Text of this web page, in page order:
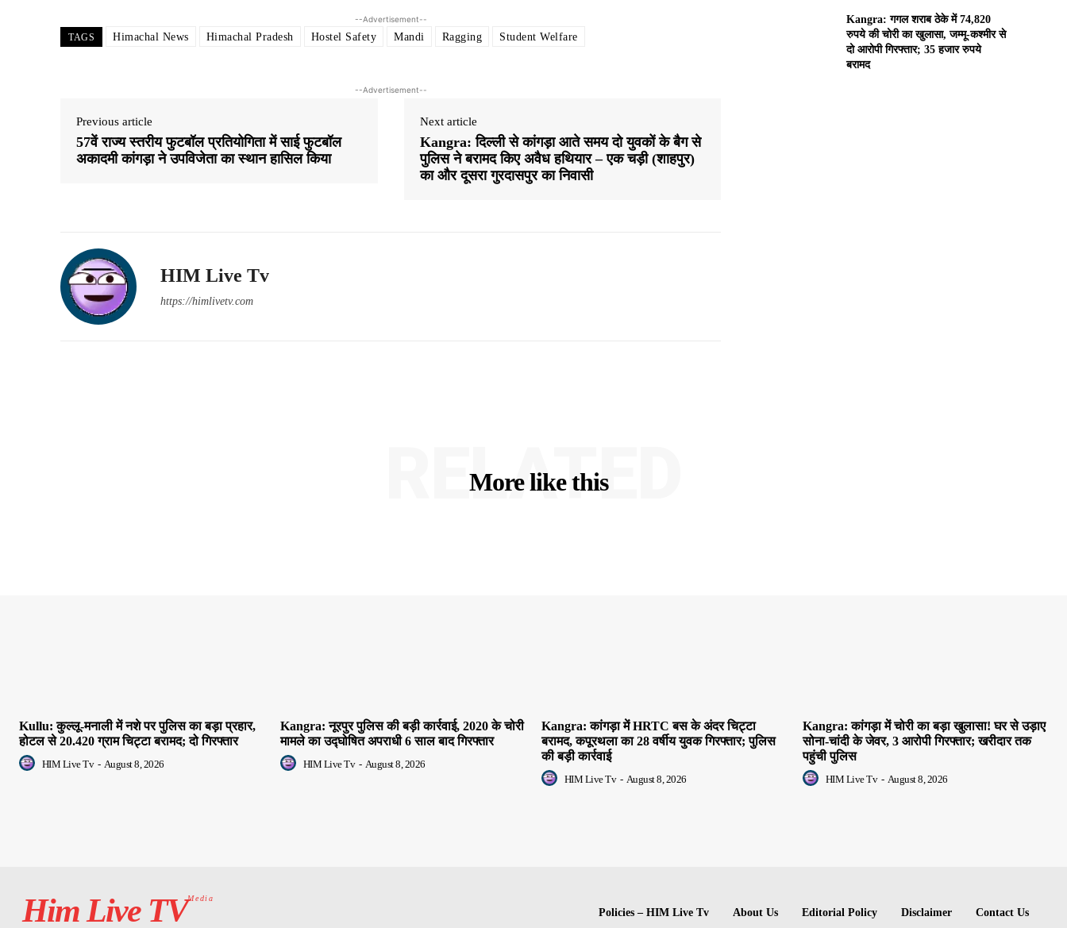
--Advertisement--
TAGS Himachal News Himachal Pradesh Hostel Safety Mandi Ragging Student Welfare
--Advertisement--
Previous article
57वें राज्य स्तरीय फुटबॉल प्रतियोगिता में साई फुटबॉल
अकादमी कांगड़ा ने उपविजेता का स्थान हासिल किया
Next article
Kangra: दिल्ली से कांगड़ा आते समय दो युवकों के बैग से
पुलिस ने बरामद किए अवैध हथियार – एक चड़ी (शाहपुर)
का और दूसरा गुरदासपुर का निवासी
HIM Live Tv
https://himlivetv.com
Kangra: गगल शराब ठेके में 74,820
रुपये की चोरी का खुलासा, जम्मू-कश्मीर से
दो आरोपी गिरफ्तार; 35 हजार रुपये
बरामद
More like this
RELATED
Kullu: कुल्लू-मनाली में नशे पर पुलिस का बड़ा प्रहार,
होटल से 20.420 ग्राम चिट्टा बरामद; दो गिरफ्तार
HIM Live Tv - August 8, 2026
Kangra: नूरपुर पुलिस की बड़ी कार्रवाई, 2020 के चोरी
मामले का उद्घोषित अपराधी 6 साल बाद गिरफ्तार
HIM Live Tv - August 8, 2026
Kangra: कांगड़ा में HRTC बस के अंदर चिट्टा
बरामद, कपूरथला का 28 वर्षीय युवक गिरफ्तार; पुलिस
की बड़ी कार्रवाई
HIM Live Tv - August 8, 2026
Kangra: कांगड़ा में चोरी का बड़ा खुलासा! घर से उड़ाए
सोना-चांदी के जेवर, 3 आरोपी गिरफ्तार; खरीदार तक
पहुंची पुलिस
HIM Live Tv - August 8, 2026
Him Live TVMedia
Policies – HIM Live Tv About Us Editorial Policy Disclaimer Contact Us